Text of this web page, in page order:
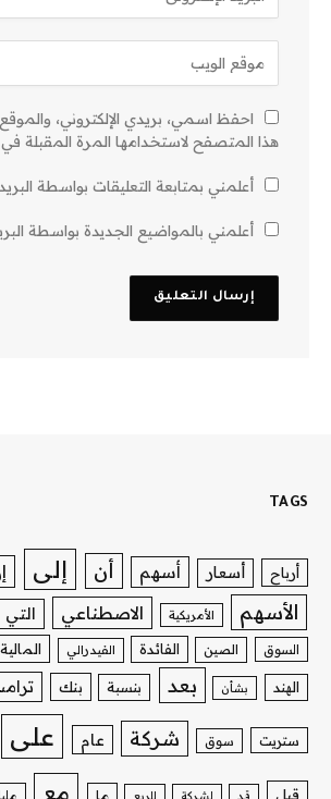
احفظ اسمي، بريدي الإلكتروني، والموقع
هذا المتصفح لاستخدامها المرة المقبلة
أعلمني بمتابعة التعليقات بواسطة البريد
أعلمني بالمواضيع الجديدة بواسطة
TAGS
أرباح أسعار أسهم أن إلى
الأسهم الأمريكية الاصطناعي التي
السوق الصين الفائدة الفيدرالي المالية
الهند بشأن بعد بنسبة بنك
ستريت سوق شركة عام على
قبل قد لشركة للربع ما مع